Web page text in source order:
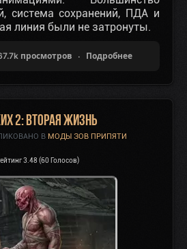
система сохранений, ПДА и
линия были не затронуты.
просмотров Подробнее
2: Вторая жизнь
В МОДЫ ЗОВ ПРИПЯТИ
3.48 (60 Голосов)